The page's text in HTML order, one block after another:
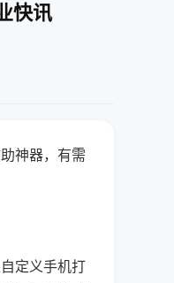
快讯
神器，有需
定义手机打